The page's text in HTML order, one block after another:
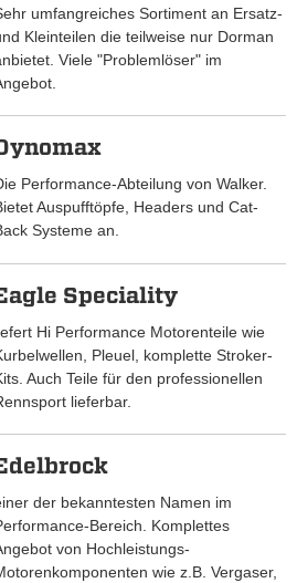
umfangreiches Sortiment an Ersatz-
Kleinteilen die teilweise nur Dorman
Viele "Problemlöser" im
Performance-Abteilung von Walker.
Auspufftöpfe, Headers und Cat-
Systeme an.
Speciality
Hi Performance Motorenteile wie
Pleuel, komplette Stroker-
Auch Teile für den professionellen
lieferbar.
der bekanntesten Namen im
Bereich. Komplettes
von Hochleistungs-
wie z.B. Vergaser,